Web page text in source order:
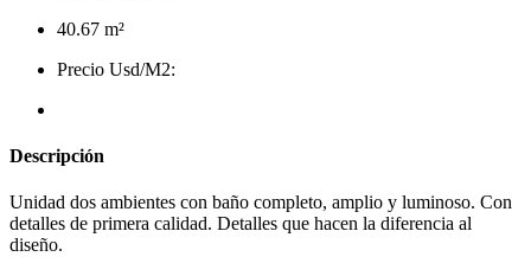
40.67 m²
Precio Usd/M2:
Descripción
Unidad dos ambientes con baño completo, amplio y luminoso. Con
detalles de primera calidad. Detalles que hacen la diferencia al
diseño.